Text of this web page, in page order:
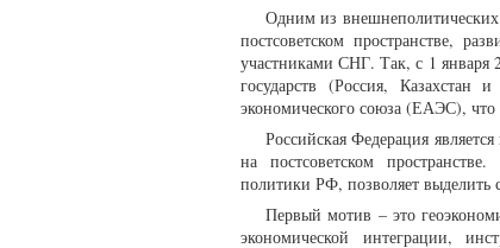
Одним из внешнеполитических
постсоветском пространстве,
участниками СНГ. Так, с 1 января
государств (Россия,
экономического союза (ЕАЭС),
Российская Федерация
на постсоветском
политики РФ, позволяет выделить
Первый мотив – это
экономической интеграции,